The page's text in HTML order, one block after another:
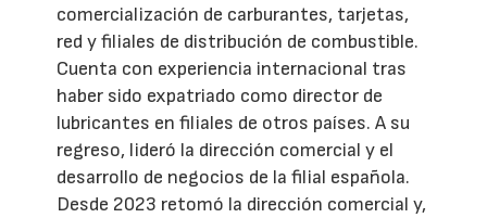
comercialización de carburantes, tarjetas,
red y filiales de distribución de combustible.
Cuenta con experiencia internacional tras
haber sido expatriado como director de
lubricantes en filiales de otros países. A su
regreso, lideró la dirección comercial y el
desarrollo de negocios de la filial española.
Desde 2023 retomó la dirección comercial y,